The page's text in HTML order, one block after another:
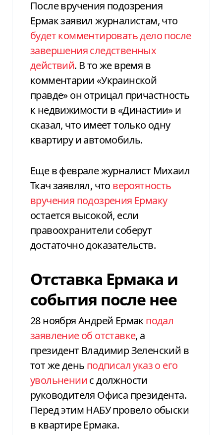
После вручения подозрения
Ермак заявил журналистам, что
будет комментировать дело после
завершения следственных
действий. В то же время в
комментарии «Украинской
правде» он отрицал причастность
к недвижимости в «Династии» и
сказал, что имеет только одну
квартиру и автомобиль.
Еще в феврале журналист Михаил
Ткач заявлял, что вероятность
вручения подозрения Ермаку
остается высокой, если
правоохранители соберут
достаточно доказательств.
Отставка Ермака и
события после нее
28 ноября Андрей Ермак подал
заявление об отставке, а
президент Владимир Зеленский в
тот же день подписал указ о его
увольнениис должности
руководителя Офиса президента.
Перед этим НАБУ провело обыски
в квартире Ермака.